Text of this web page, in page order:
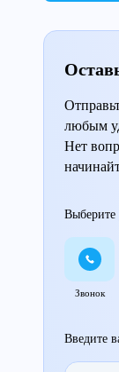
любым
Нет
Выберите
Звонок
Введите